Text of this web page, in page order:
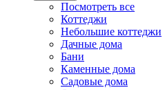
Посмотреть все
Коттеджи
Небольшие коттеджи
Дачные дома
Бани
Каменные дома
Садовые дома